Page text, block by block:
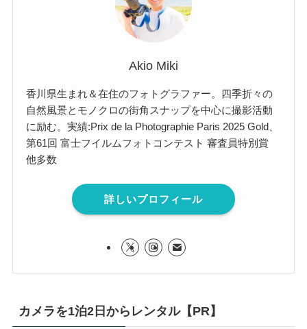
Akio Miki
香川県生まれ＆在住のフォトグラファー。四季折々の
自然風景とモノクロの街角スナップを中心に撮影活動
に励む。実績:Prix de la Photographie Paris 2025 Gold、
第61回 富士フイルムフォトコンテスト 審査員特別賞
他多数
詳しいプロフィール
カメラを1泊2日からレンタル【PR】